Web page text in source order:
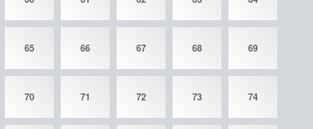
65 66 67 68 69
70 71 72 73 74